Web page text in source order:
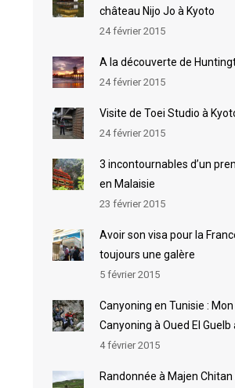
château Nijo Jo à Kyoto
24 février 2015
A la découverte de
24 février 2015
Visite de Toei Studio à
24 février 2015
3 incontournables d’un
en Malaisie
23 février 2015
Avoir son visa pour la
toujours une galère
5 février 2015
Canyoning en Tunisie :
Canyoning à Oued El
4 février 2015
Randonnée à Majen